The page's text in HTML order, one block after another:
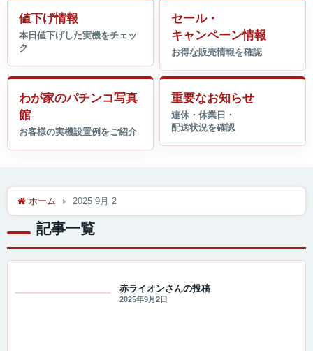
値下げ情報
セール・
キャンペーン情報
わが家のパチンコ写真
館
重要なお知らせ
ホーム 2025 9月 2
記事一覧
赤ライオンさんの投稿
2025年9月2日